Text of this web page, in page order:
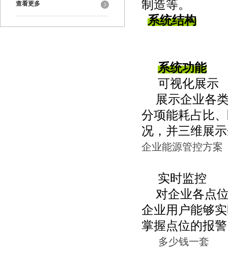
查看更多
制造等。
系统结构
系统功能
可视化展示
展示企业各
分项能耗占比
况，并三维展
企业能源管控方案
实时监控
对企业各点
企业用户能够
掌握点位的报
多少钱一套